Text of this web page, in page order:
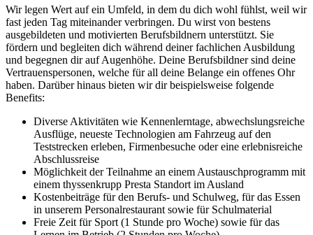
Wir legen Wert auf ein Umfeld, in dem du dich wohl fühlst, weil wir
fast jeden Tag miteinander verbringen. Du wirst von bestens
ausgebildeten und motivierten Berufsbildnern unterstützt. Sie
fördern und begleiten dich während deiner fachlichen Ausbildung
und begegnen dir auf Augenhöhe. Deine Berufsbildner sind deine
Vertrauenspersonen, welche für all deine Belange ein offenes Ohr
haben. Darüber hinaus bieten wir dir beispielsweise folgende
Benefits:
Diverse Aktivitäten wie Kennenlerntage, abwechslungsreiche
Ausflüge, neueste Technologien am Fahrzeug auf den
Teststrecken erleben, Firmenbesuche oder eine erlebnisreiche
Abschlussreise
Möglichkeit der Teilnahme an einem Austauschprogramm mit
einem thyssenkrupp Presta Standort im Ausland
Kostenbeiträge für den Berufs- und Schulweg, für das Essen
in unserem Personalrestaurant sowie für Schulmaterial
Freie Zeit für Sport (1 Stunde pro Woche) sowie für das